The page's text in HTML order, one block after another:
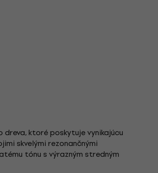
dreva, ktoré poskytuje vynikajúcu
skvelými rezonančnými
tónu s výrazným stredným